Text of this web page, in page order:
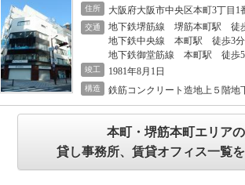
住所 大阪府大阪市中央区本町3丁目1
交通
地下鉄堺筋線 堺筋本町駅 徒
地下鉄中央線 本町駅 徒歩3分
地下鉄御堂筋線 本町駅 徒歩
竣工 1981年8月1日
構造 鉄筋コンクリート造地上５階地
本町・堺筋本町エリアの
貸し事務所、賃貸オフィス一覧